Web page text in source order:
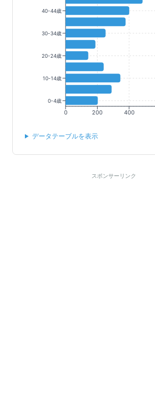
0 200 400
40-44歳
30-34歳
20-24歳
10-14歳
0-4歳
データテーブルを表示
スポンサーリンク